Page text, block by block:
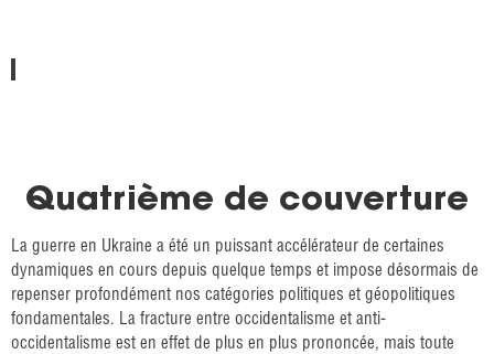
Quatrième de couverture
La guerre en Ukraine a été un puissant accélérateur de certaines
dynamiques en cours depuis quelque temps et impose désormais de
repenser profondément nos catégories politiques et géopolitiques
fondamentales. La fracture entre occidentalisme et anti-
occidentalisme est en effet de plus en plus prononcée, mais toute